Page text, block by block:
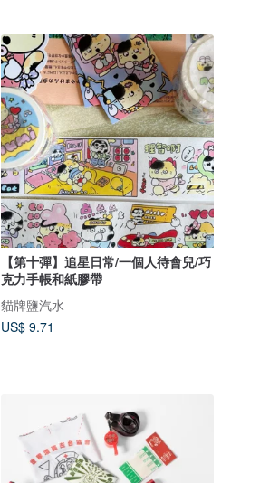
【第十彈】追星日常/一個人待會兒/巧
克力手帳和紙膠帶
貓牌鹽汽水
US$ 9.71